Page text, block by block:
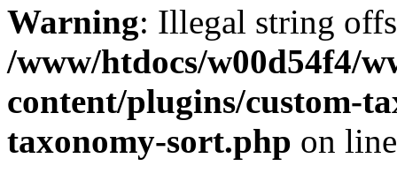
Warning: Illegal string
/www/htdocs/w00d54f4/
content/plugins/custom-
taxonomy-sort.php on